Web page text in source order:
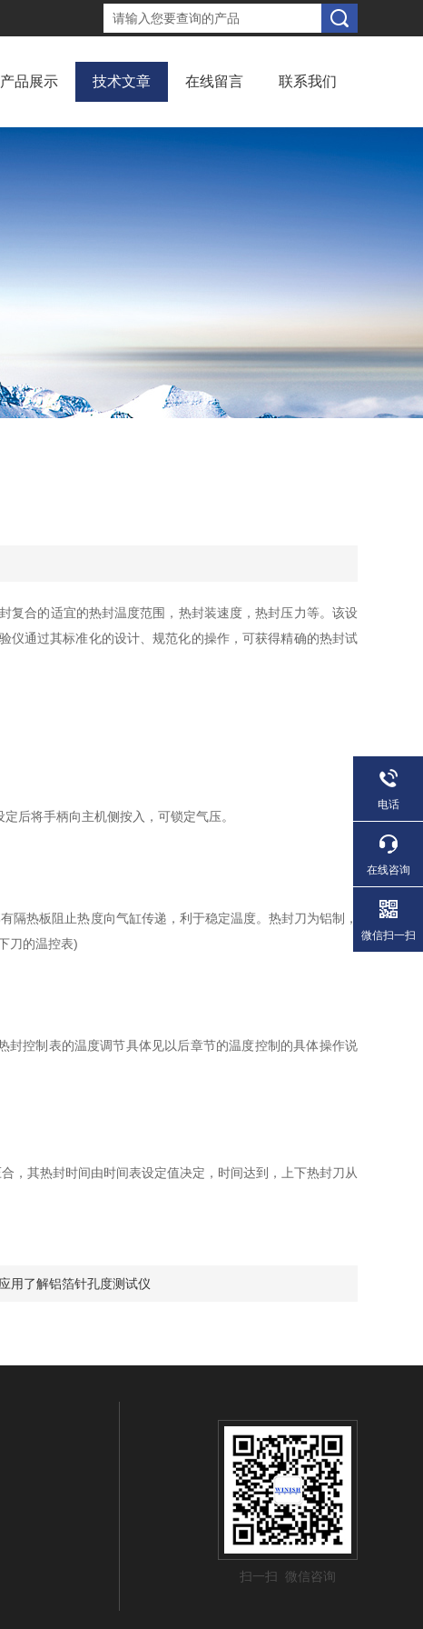
产品展示 技术文章 在线留言 联系我们
复合的适宜的热封温度范围，热封装速度，热封压力等。该设
仪通过其标准化的设计、规范化的操作，可获得精确的热封试
后将手柄向主机侧按入，可锁定气压。
热板阻止热度向气缸传递，利于稳定温度。热封刀为铝制，
刀的温控表)
控制表的温度调节具体见以后章节的温度控制的具体操作说
其热封时间由时间表设定值决定，时间达到，上下热封刀从
用了解铝箔针孔度测试仪
扫一扫 微信咨询
电话
在线咨询
微信扫一扫